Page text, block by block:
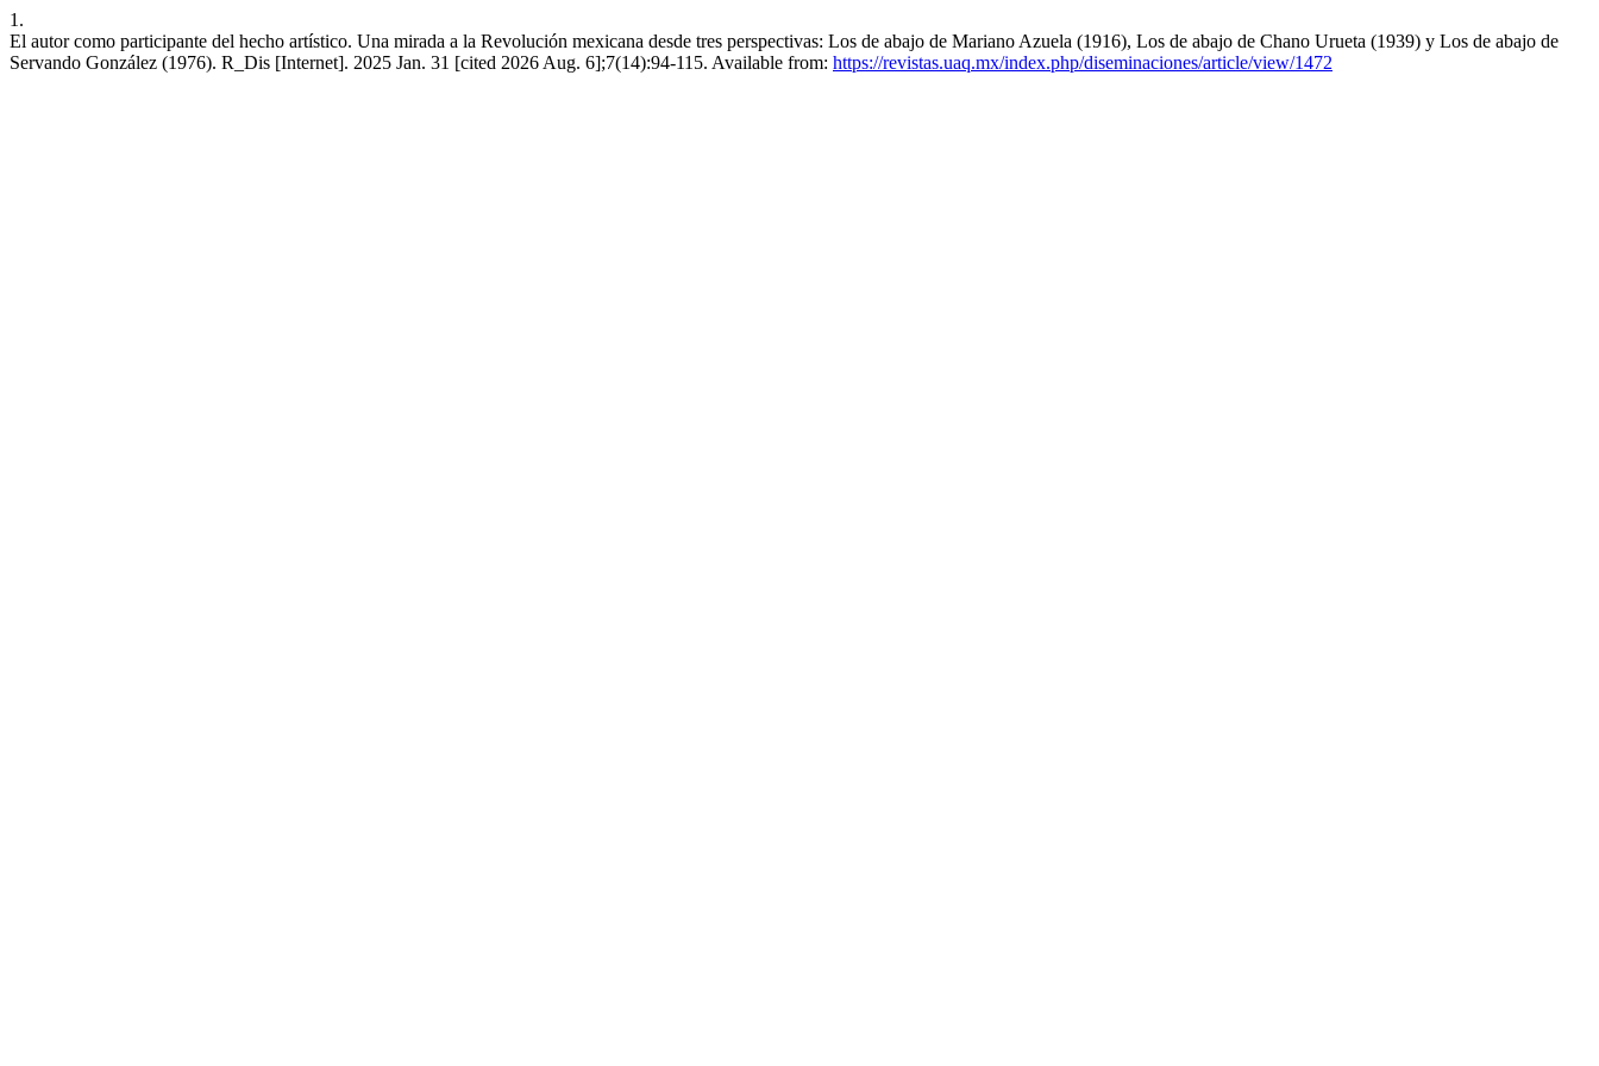
1.
El autor como participante del hecho artístico. Una mirada a la Revolución mexicana desde tres perspectivas: Los de abajo de Mariano Azuela (1916), Los de abajo de Chano Urueta (1939) y Los de abajo de
Servando González (1976). R_Dis [Internet]. 2025 Jan. 31 [cited 2026 Aug. 6];7(14):94-115. Available from: https://revistas.uaq.mx/index.php/diseminaciones/article/view/1472